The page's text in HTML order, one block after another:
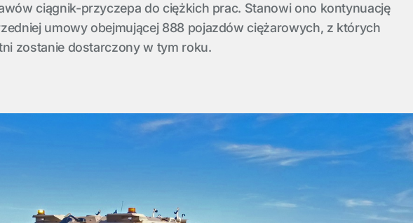
ciągnik-przyczepa do ciężkich prac. Stanowi ono kontynuację
umowy obejmującej 888 pojazdów ciężarowych, z których
zostanie dostarczony w tym roku.